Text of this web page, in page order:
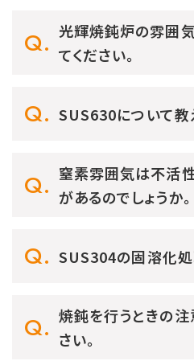
光輝焼鈍炉の雰囲
てください。
SUS630について教
窒素雰囲気は不活
があるのでしょうか。
SUS304の固溶化
焼鈍を行うときの注
さい。